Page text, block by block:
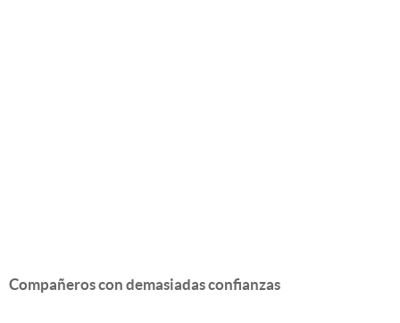
Compañeros con demasiadas confianzas